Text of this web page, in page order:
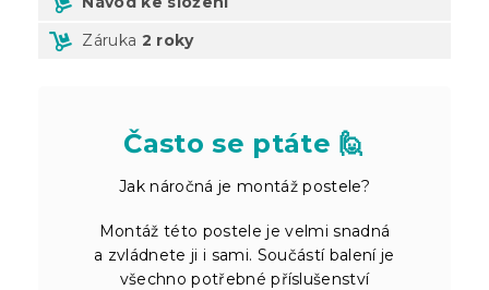
Záruka 2 roky
Často se ptáte 🙋
Jak náročná je montáž postele?
Montáž této postele je velmi snadná
a zvládnete ji i sami. Součástí balení je
všechno potřebné příslušenství